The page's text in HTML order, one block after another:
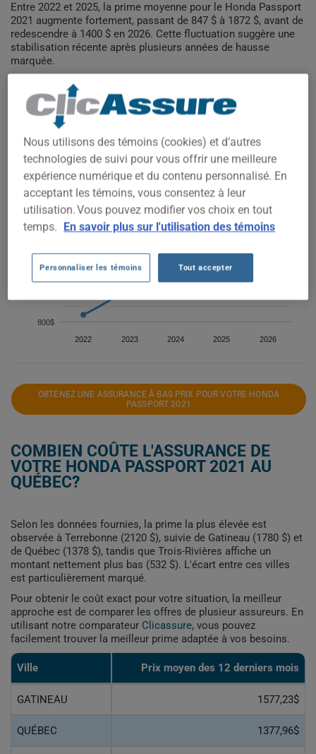
Entre 2022 et 2025, la prime moyenne pour le Honda Passport
2021 augmente fortement, passant de 847 $ à 1872 $, avant de
redescendre à 1400 $ en 2026. Cette fluctuation suggère une
stabilisation récente après plusieurs années de hausse
marquée.
Pour trouver la meilleur assurance pour votre véhicule HONDA
PASSPORT 2021, il est plus important que jamais de comparer
les options disponibles.
2022 2023 2024 2025 2026
800$
1 400$
1 600$
OBTENEZ UNE ASSURANCE À BAS PRIX POUR VOTRE HONDA
PASSPORT 2021
COMBIEN COÛTE L'ASSURANCE DE
VOTRE HONDA PASSPORT 2021 AU
QUÉBEC?
Selon les données fournies, la prime la plus élevée est
observée à Terrebonne (2120 $), suivie de Gatineau (1780 $) et
de Québec (1378 $), tandis que Trois-Rivières affiche un
montant nettement plus bas (532 $). L'écart entre ces villes
est particulièrement marqué.
Pour obtenir le coût exact pour votre situation, la meilleur
approche est de comparer les offres de plusieur assureurs. En
utilisant notre comparateur Clicassure, vous pouvez
facilement trouver la meilleur prime adaptée à vos besoins.
Ville Prix ​​moyen des 12 derniers mois
GATINEAU 1577,23$
QUÉBEC 1377,96$
Nous utilisons des témoins (cookies) et d’autres
technologies de suivi pour vous offrir une meilleure
expérience numérique et du contenu personnalisé. En
acceptant les témoins, vous consentez à leur
utilisation. Vous pouvez modifier vos choix en tout
temps. En savoir plus sur l'utilisation des témoins
Personnaliser les témoins Tout accepter